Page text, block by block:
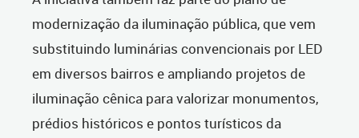
modernização da iluminação pública, que vem
substituindo luminárias convencionais por LED
em diversos bairros e ampliando projetos de
iluminação cênica para valorizar monumentos,
prédios históricos e pontos turísticos da